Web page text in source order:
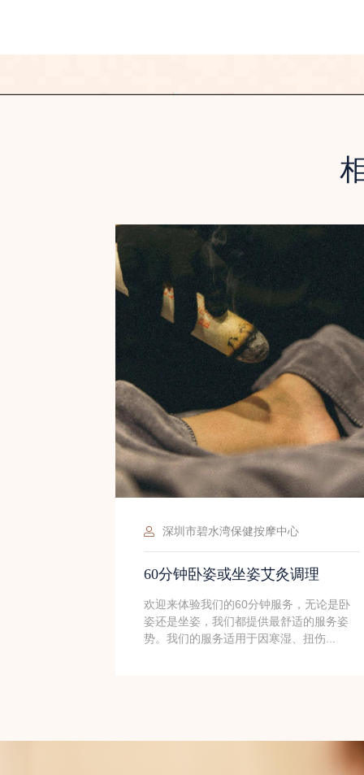
深圳市吉之泉保健养生有限公司
中医刮痧/拔罐二选一
找一种有效的治疗方法？今天，我们向您